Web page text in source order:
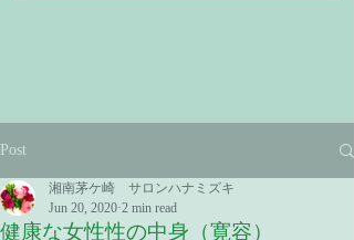
Post
健康な女性性の中身（寛容）
湘南茅ケ崎 サロンハナミズキ
Jun 20, 2020 2 min read